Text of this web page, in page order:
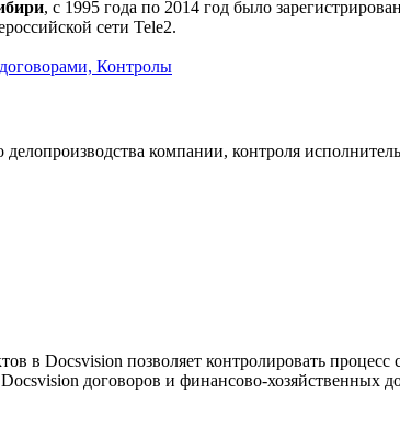
, с 1995 года по 2014 год было
сети Tele2.
Контролы
компании, контроля
в Docsvision позволяет контролировать
договоров и финансово-хозяйственных